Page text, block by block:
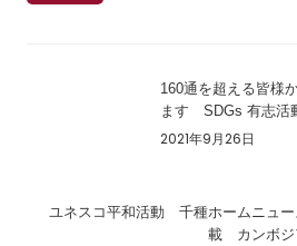
160通を超える皆様
ます SDGs 有志活
2021年9月26日
ユネスコ平和活動 千種ホームニュ
載 カンボジ